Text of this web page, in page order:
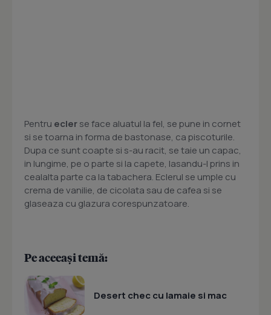
Pentru eclerse face aluatul la fel, se pune in cornet
si se toarna in forma de bastonase, ca piscoturile.
Dupa ce sunt coapte si s-au racit, se taie un capac,
in lungime, pe o parte si la capete, lasandu-l prins in
cealalta parte ca la tabachera. Eclerul se umple cu
crema de vanilie, de cicolata sau de cafea si se
glaseaza cu glazura corespunzatoare.
Pe aceeași temă:
Desert chec cu lamaie si mac